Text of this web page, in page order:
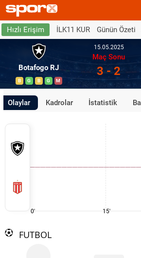
Hızlı Erişim İLK11 KUR Günün Özeti
Botafogo RJ
B G B G M
15.05.2025
Maç Sonu
3 - 2
Olaylar Kadrolar İstatistik
0' 15'
FUTBOL